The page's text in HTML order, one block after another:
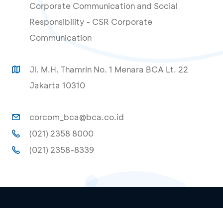
Corporate Communication and Social
Responsibility - CSR Corporate
Communication
Jl. M.H. Thamrin No. 1 Menara BCA Lt. 22
Jakarta 10310
corcom_bca@bca.co.id
(021) 2358 8000
(021) 2358-8339